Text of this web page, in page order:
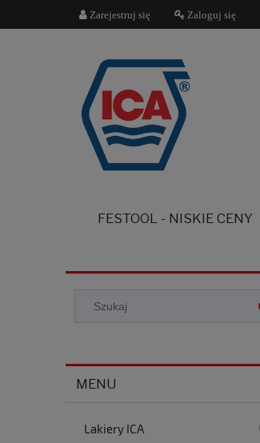
Zarejestruj się Zaloguj się
FESTOOL - NISKIE CENY
MENU
Lakiery ICA